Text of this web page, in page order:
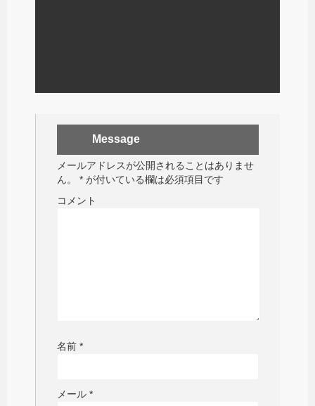
Message
メールアドレスが公開されることはありませ
ん。
* が付いている欄は必須項目です
コメント
名前 *
メール *